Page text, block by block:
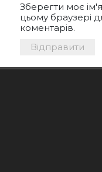
Зберегти моє
цьому браузері
коментарів.